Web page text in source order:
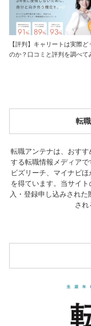
【評判】キャリートは実際ど
のか？口コミと評判を調べて
転
転職アンテナは、おす
する転職情報メディアで
ビズリーチ、マイナビ
を得ています。当サイ
入・登録申し込みされ
され